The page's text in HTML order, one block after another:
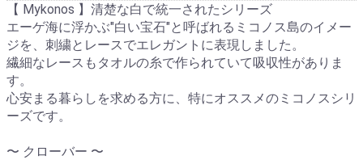
【 Mykonos 】清楚な白で統一されたシリーズ
エーゲ海に浮かぶ"白い宝石"と呼ばれるミコノス島のイメー
ジを、刺繍とレースでエレガントに表現しました。
繊細なレースもタオルの糸で作られていて吸収性がありま
す。
心安まる暮らしを求める方に、特にオススメのミコノスシリ
ーズです。
〜 クローバー 〜